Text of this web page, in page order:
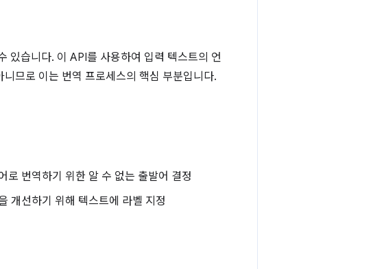
있습니다. 이 API를 사용하여 입력 텍스트의 언
므로 이는 번역 프로세스의 핵심 부분입니다.
로 번역하기 위한 알 수 없는 출발어 결정
개선하기 위해 텍스트에 라벨 지정